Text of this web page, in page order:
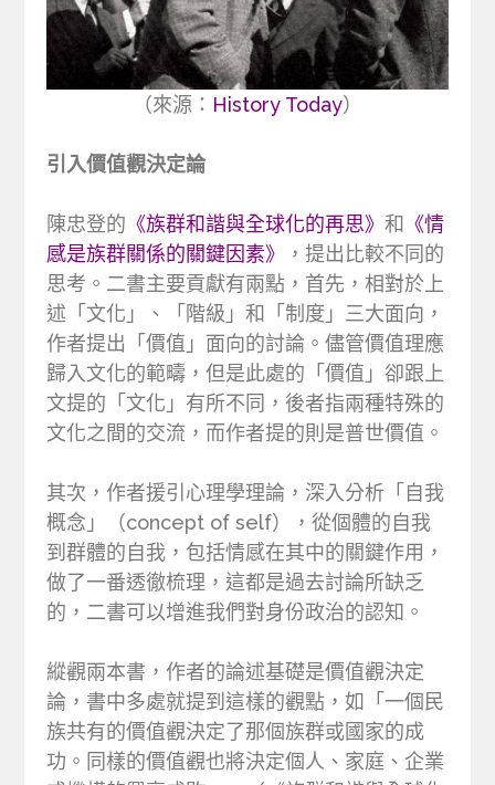
（來源： History Today）
引入價值觀決定論
陳忠登的 《族群和諧與全球化的再思》和 《情
感是族群關係的關鍵因素》
，提出比較不同的
思考。二書主要貢獻有兩點，首先，相對於上
述「文化」、「階級」和「制度」三大面向，
作者提出「價值」面向的討論。儘管價值理應
歸入文化的範疇，但是此處的「價值」卻跟上
文提的「文化」有所不同，後者指兩種特殊的
文化之間的交流，而作者提的則是普世價值。
其次，作者援引心理學理論，深入分析「自我
概念」（concept of self），從個體的自我
到群體的自我，包括情感在其中的關鍵作用，
做了一番透徹梳理，這都是過去討論所缺乏
的，二書可以增進我們對身份政治的認知。
縱觀兩本書，作者的論述基礎是價值觀決定
論，書中多處就提到這樣的觀點，如「一個民
族共有的價值觀決定了那個族群或國家的成
功。同樣的價值觀也將決定個人、家庭、企業